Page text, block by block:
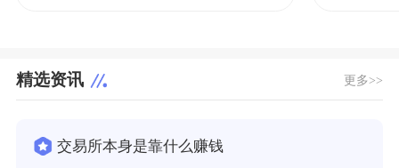
精选资讯 更多>>
交易所本身是靠什么赚钱